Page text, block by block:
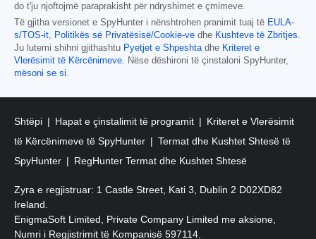
do t'ju njoftojmë paraprakisht për ndryshimet e çmimeve.
Të gjitha versionet e SpyHunter i nënshtrohen pranimit tuaj të EULA-
s/TOS-it, Politikës së Privatësisë/Cookie-ve dhe Kushteve të Zbritjes.
Ju lutemi shihni gjithashtu Pyetjet e Shpeshtadhe Kriteret e
Vlerësimit të Kërcënimeve. Nëse dëshironi të çinstaloni SpyHunter,
mësoni se si.
Shtëpi Hapat e çinstalimit të programit
Kriteret e Vlerësimit
të Kërcënimeve të SpyHunter
Termat dhe Kushtet Shtesë të
SpyHunter
RegHunter Termat dhe Kushtet Shtesë
Zyra e regjistruar: 1 Castle Street, Kati 3, Dublin 2 D02XD82
Ireland.
EnigmaSoft Limited, Private Company Limited me aksione,
Numri i Regjistrimit të Kompanisë 597114.